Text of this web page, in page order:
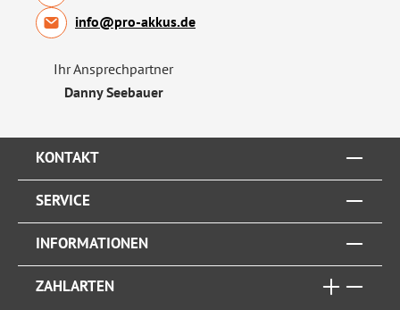
info@pro-akkus.de
Ihr Ansprechpartner
Danny Seebauer
KONTAKT
SERVICE
INFORMATIONEN
ZAHLARTEN